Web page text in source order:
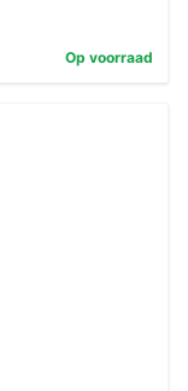
Op voorraad